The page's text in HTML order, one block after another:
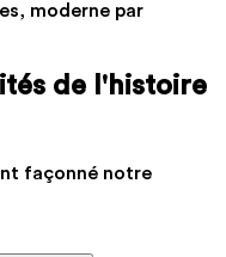
moderne par
de l'histoire
façonné notre